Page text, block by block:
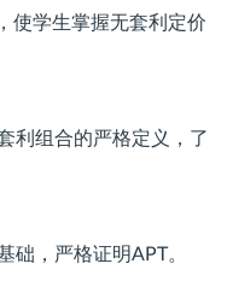
使学生掌握无套利定价
利组合的严格定义，了
础，严格证明APT。